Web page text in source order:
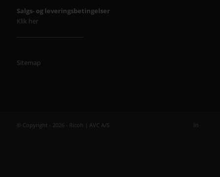
Salgs- og leveringsbetingelser
Klik her
----------------------------------
Sitemap
© Copyright - 2026 - Ricoh | AVC A/S